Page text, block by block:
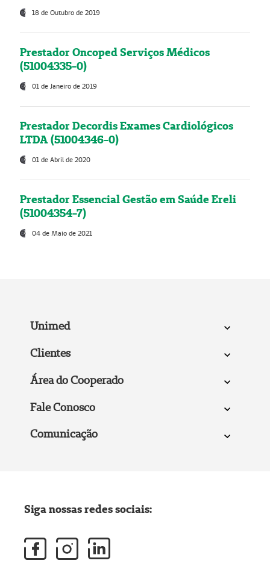
18 de Outubro de 2019
Prestador Oncoped Serviços Médicos
(51004335-0)
01 de Janeiro de 2019
Prestador Decordis Exames Cardiológicos
LTDA (51004346-0)
01 de Abril de 2020
Prestador Essencial Gestão em Saúde Ereli
(51004354-7)
04 de Maio de 2021
Unimed
Clientes
Área do Cooperado
Fale Conosco
Comunicação
Siga nossas redes sociais: